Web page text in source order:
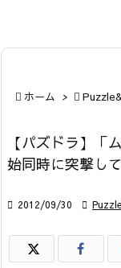
 ホーム > 
【パズドラ】「
始同時に突撃し
 2012/09/30 